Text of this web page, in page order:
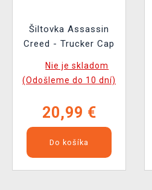
Šiltovka Assassin
Creed - Trucker Cap
Nie je skladom
(Odošleme do 10 dní)
20,99 €
Do košíka